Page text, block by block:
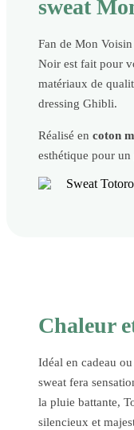
sweat
Fan de Mon
Noir est fait pour
matériaux de
dressing Ghibli.
Réalisé en coton
esthétique pour
Chaleur
Idéal en cadeau
sweat fera
la pluie battante,
silencieux et